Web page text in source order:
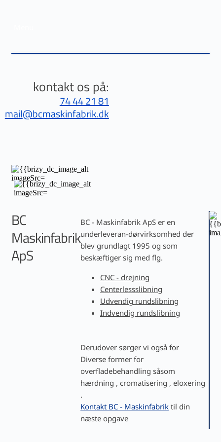
kontakt os på:
74 44 21 81
mail@bcmaskinfabrik.dk
BC
Maskinfabrik
ApS
BC - Maskinfabrik ApS er en
underleveran-dørvirksomhed der
blev grundlagt 1995 og som
beskæftiger sig med flg.​
CNC - drejning
Centerlessslibning
Udvendig rundslibning
Indvendig rundslibning
​​Derudover sørger vi også for
Diverse former for
overfladebehandling såsom
hærdning , cromatisering , eloxering
.
Kontakt BC - Maskinfabrik til din
næste opgave